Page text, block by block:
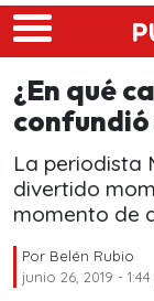
Skip to main
¿En qué
La periodista
divertido
momento de
Por Belén Rubio
junio 26, 2019 -